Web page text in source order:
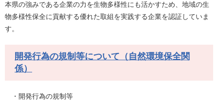
本県の強みである企業の力を生物多様性にも活かすため、地域の生
物多様性保全に貢献する優れた取組を実践する企業を認証していま
す。
開発行為の規制等について（自然環境保全関
係）
・開発行為の規制等